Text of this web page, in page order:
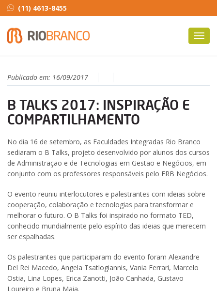
(11) 4613-8455
Publicado em: 16/09/2017
B TALKS 2017: INSPIRAÇÃO E
COMPARTILHAMENTO
No dia 16 de setembro, as Faculdades Integradas Rio Branco
sediaram o B Talks, projeto desenvolvido por alunos dos cursos
de Administração e de Tecnologias em Gestão e Negócios, em
conjunto com os professores responsáveis pelo FRB Negócios.
O evento reuniu interlocutores e palestrantes com ideias sobre
cooperação, colaboração e tecnologias para transformar e
melhorar o futuro. O B Talks foi inspirado no formato TED,
conhecido mundialmente pelo espírito das ideias que merecem
ser espalhadas.
Os palestrantes que participaram do evento foram Alexandre
Del Rei Macedo, Angela Tsatlogiannis, Vania Ferrari, Marcelo
Ostia, Lina Lopes, Erica Zanotti, João Canhada, Gustavo
Loureiro e Bruna Maia.